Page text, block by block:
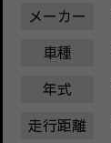
メーカー
車種
年式
走行距離